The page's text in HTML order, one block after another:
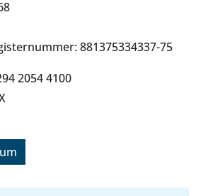
881375334337-75
2054 4100